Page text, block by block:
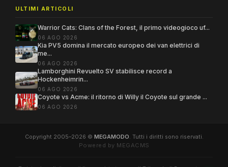
ULTIMI ARTICOLI
Warrior Cats: Clans of the Forest, il primo videogioco uf...
06 AGO 2026
Kia PV5 domina il mercato europeo dei van elettrici di
me...
06 AGO 2026
Lamborghini Revuelto SV stabilisce record a
Hockenheimrin...
06 AGO 2026
Coyote vs Acme: il ritorno di Willy il Coyote sul grande ...
06 AGO 2026
Copyright 2005–2026 © MEGAMODO. Tutti i diritti sono riservati.
Powered by MEGACMS